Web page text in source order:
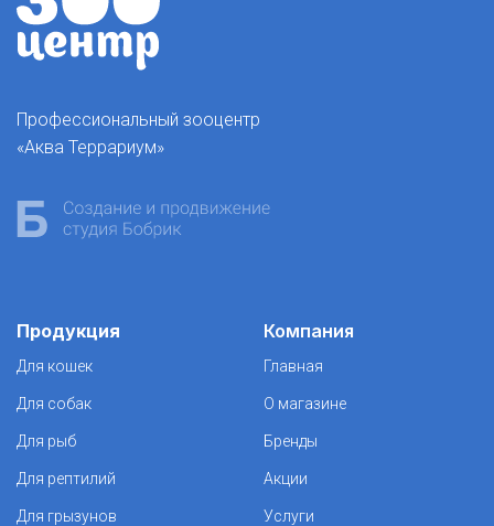
Профессиональный зооцентр
«Аква Террариум»
Продукция
Для кошек
Для собак
Для рыб
Для рептилий
Для грызунов
Компания
Главная
О магазине
Бренды
Акции
Услуги